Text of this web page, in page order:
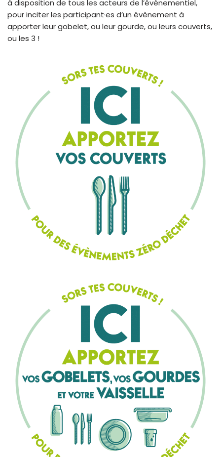
à disposition de tous les acteurs de l’évènementiel,
pour inciter les participant·es d’un évènement à
apporter leur gobelet, ou leur gourde, ou leurs couverts,
ou les 3 !